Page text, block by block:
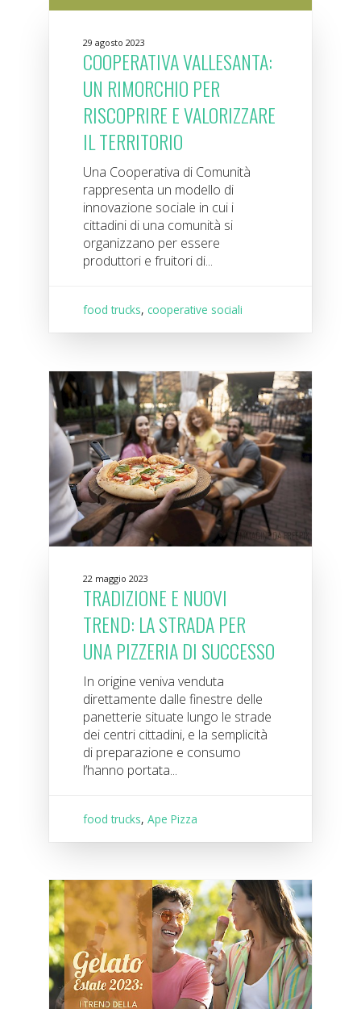
29 agosto 2023
COOPERATIVA VALLESANTA:
UN RIMORCHIO PER
RISCOPRIRE E VALORIZZARE
IL TERRITORIO
Una Cooperativa di Comunità
rappresenta un modello di
innovazione sociale in cui i
cittadini di una comunità si
organizzano per essere
produttori e fruitori di...
food trucks,cooperative sociali
22 maggio 2023
TRADIZIONE E NUOVI
TREND: LA STRADA PER
UNA PIZZERIA DI SUCCESSO
In origine veniva venduta
direttamente dalle finestre delle
panetterie situate lungo le strade
dei centri cittadini, e la semplicità
di preparazione e consumo
l’hanno portata...
food trucks,Ape Pizza